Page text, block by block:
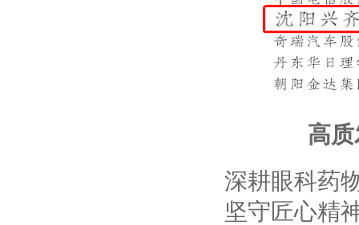
高
深耕眼科药
坚守匠心精